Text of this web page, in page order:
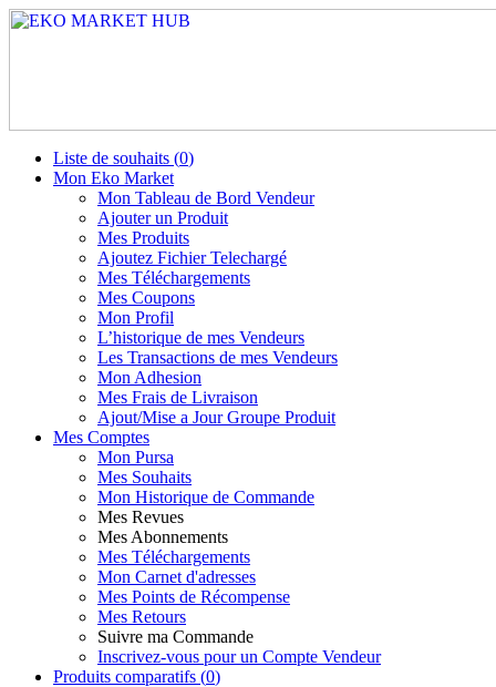
Liste de souhaits (0)
Mon Eko Market
Mon Tableau de Bord Vendeur
Ajouter un Produit
Mes Produits
Ajoutez Fichier Telechargé
Mes Téléchargements
Mes Coupons
Mon Profil
L’historique de mes Vendeurs
Les Transactions de mes Vendeurs
Mon Adhesion
Mes Frais de Livraison
Ajout/Mise a Jour Groupe Produit
Mes Comptes
Mon Pursa
Mes Souhaits
Mon Historique de Commande
Mes Revues
Mes Abonnements
Mes Téléchargements
Mon Carnet d'adresses
Mes Points de Récompense
Mes Retours
Suivre ma Commande
Inscrivez-vous pour un Compte Vendeur
Produits comparatifs (0)